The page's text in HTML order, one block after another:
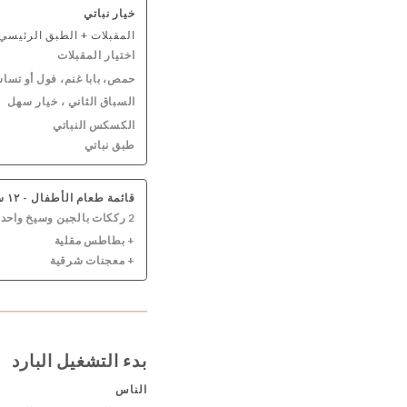
خيار نباتي
المقبلات + الطبق
اختيار المقبلات
حمص، بابا غنم، فول أو
السباق الثاني ، خيار سهل
الكسكس النباتي
طبق نباتي
قائمة طعام الأطفال - ١٢ سنة
2 رككات بالجبن وسيخ واحد من (الدجاج أو الكفتة أو المرقاز)
+ بطاطس مقلية
+ معجنات شرقية
بدء التشغيل البارد
الناس